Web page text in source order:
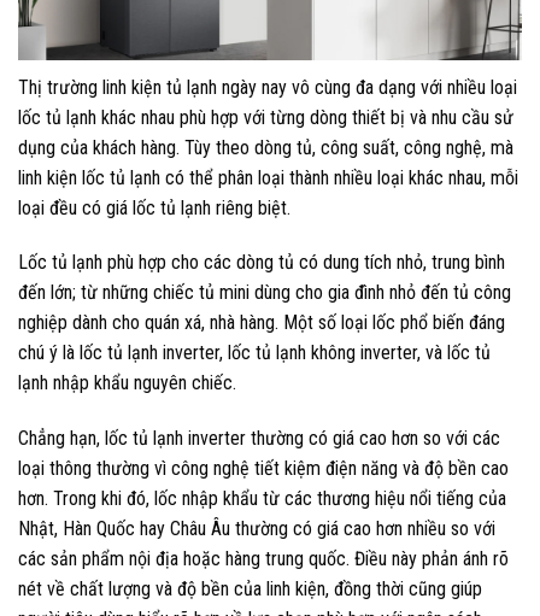
Thị trường linh kiện tủ lạnh ngày nay vô cùng đa dạng với nhiều loại
lốc tủ lạnh khác nhau phù hợp với từng dòng thiết bị và nhu cầu sử
dụng của khách hàng. Tùy theo dòng tủ, công suất, công nghệ, mà
linh kiện lốc tủ lạnh có thể phân loại thành nhiều loại khác nhau, mỗi
loại đều có giá lốc tủ lạnh riêng biệt.
Lốc tủ lạnh phù hợp cho các dòng tủ có dung tích nhỏ, trung bình
đến lớn; từ những chiếc tủ mini dùng cho gia đình nhỏ đến tủ công
nghiệp dành cho quán xá, nhà hàng. Một số loại lốc phổ biến đáng
chú ý là lốc tủ lạnh inverter, lốc tủ lạnh không inverter, và lốc tủ
lạnh nhập khẩu nguyên chiếc.
Chẳng hạn, lốc tủ lạnh inverter thường có giá cao hơn so với các
loại thông thường vì công nghệ tiết kiệm điện năng và độ bền cao
hơn. Trong khi đó, lốc nhập khẩu từ các thương hiệu nổi tiếng của
Nhật, Hàn Quốc hay Châu Âu thường có giá cao hơn nhiều so với
các sản phẩm nội địa hoặc hàng trung quốc. Điều này phản ánh rõ
nét về chất lượng và độ bền của linh kiện, đồng thời cũng giúp